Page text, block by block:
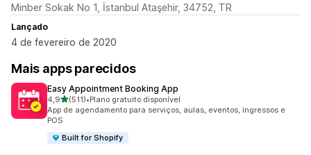
Minber Sokak No 1, İstanbul Ataşehir, 34752, TR
Lançado
4 de fevereiro de 2020
Mais apps parecidos
Easy Appointment Booking App
4,9de 5 estrelas
(511)
511 avaliações ao todo
•Plano gratuito disponível
App de agendamento para serviços, aulas, eventos, ingressos e
POS
Built for Shopify